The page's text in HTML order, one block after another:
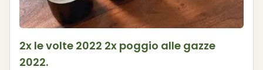
2x le volte 2022 2x poggio alle gazze
2022.